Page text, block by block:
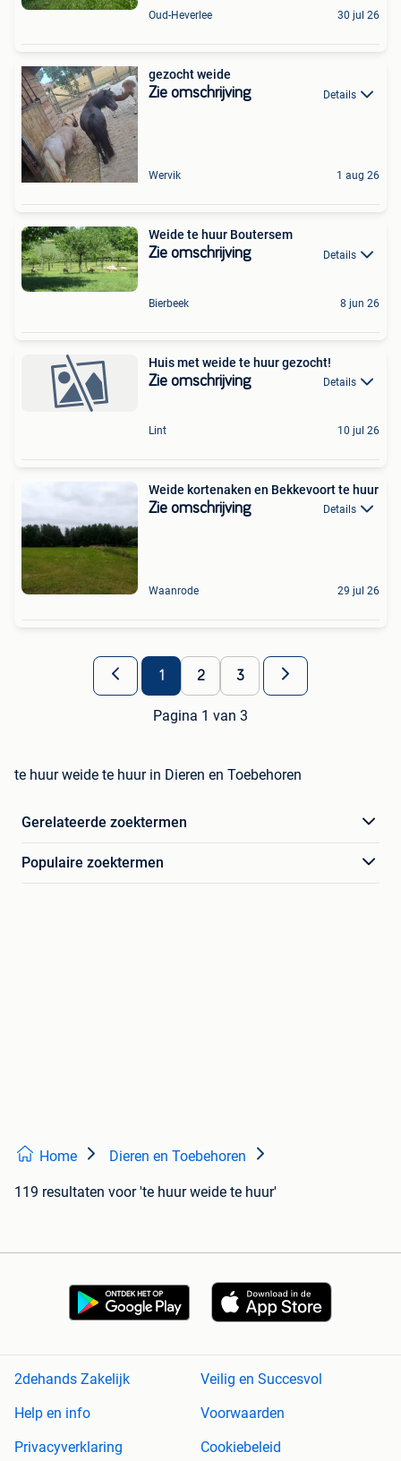
Oud-Heverlee 30 jul 26
gezocht weide
Zie omschrijving Details
Wervik 1 aug 26
Weide te huur Boutersem
Zie omschrijving Details
Bierbeek 8 jun 26
Huis met weide te huur gezocht!
Zie omschrijving Details
Lint 10 jul 26
Weide kortenaken en Bekkevoort te huur
Zie omschrijving Details
Waanrode 29 jul 26
1 2 3
Pagina 1 van 3
te huur weide te huur in Dieren en Toebehoren
Gerelateerde zoektermen
Populaire zoektermen
Home Dieren en Toebehoren
119 resultaten voor 'te huur weide te huur'
2dehands Zakelijk
Veilig en Succesvol
Help en info
Voorwaarden
Privacyverklaring
Cookiebeleid